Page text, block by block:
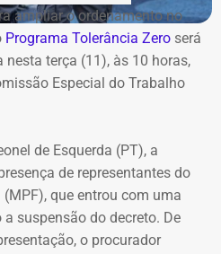
ampliar o ordenamento no
Programa Tolerância Zero será
terça (11), às 10 horas,
Especial do Trabalho
de Esquerda (PT), a
de representantes do
que entrou com uma
suspensão do decreto. De
o procurador